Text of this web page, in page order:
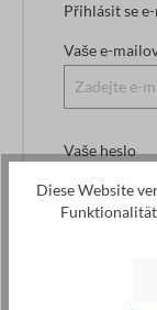
Přihlásit se
Vaše e-
Vaše heslo
Diese Website